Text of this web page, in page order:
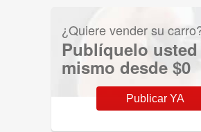
¿Quiere vender su
Publíquelo usted
mismo desde $0
Publicar YA